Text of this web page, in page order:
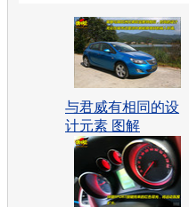
与君威有相同的设
计元素 图解